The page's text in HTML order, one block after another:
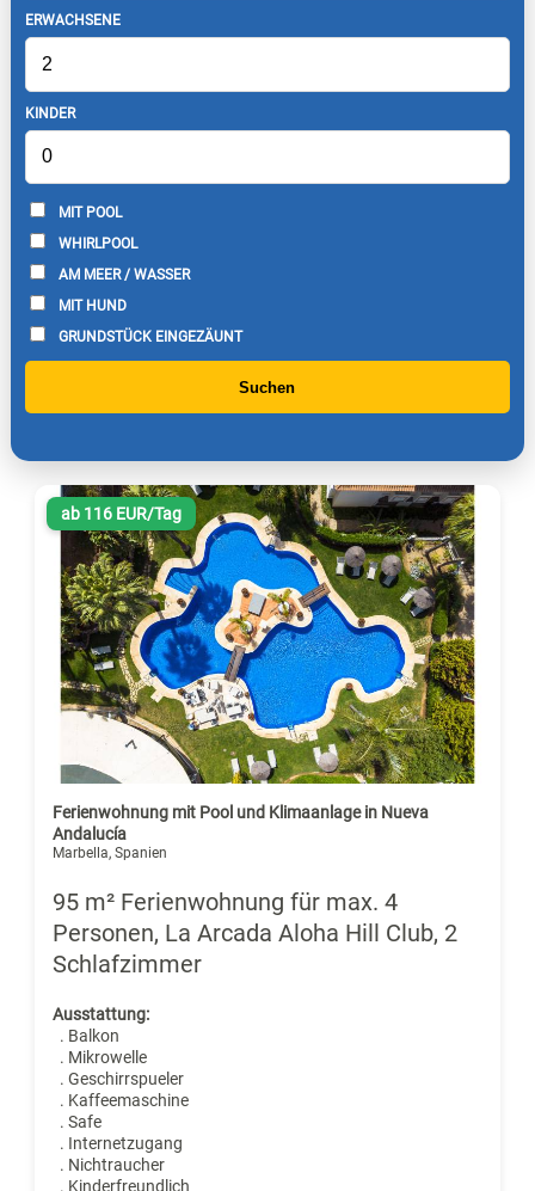
ERWACHSENE
KINDER
MIT POOL
WHIRLPOOL
AM MEER / WASSER
MIT HUND
GRUNDSTÜCK EINGEZÄUNT
Suchen
ab 116 EUR/Tag
Ferienwohnung mit Pool und Klimaanlage in Nueva
Andalucía
Marbella, Spanien
95 m² Ferienwohnung für max. 4
Personen, La Arcada Aloha Hill Club, 2
Schlafzimmer
Ausstattung:
. Balkon
. Mikrowelle
. Geschirrspueler
. Kaffeemaschine
. Safe
. Internetzugang
. Nichtraucher
. Kinderfreundlich